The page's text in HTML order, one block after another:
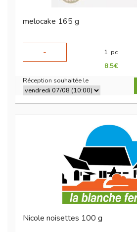
melocake 165 g
-
1 pc
8.5€
Réception souhaitée le
Nicole noisettes 100 g